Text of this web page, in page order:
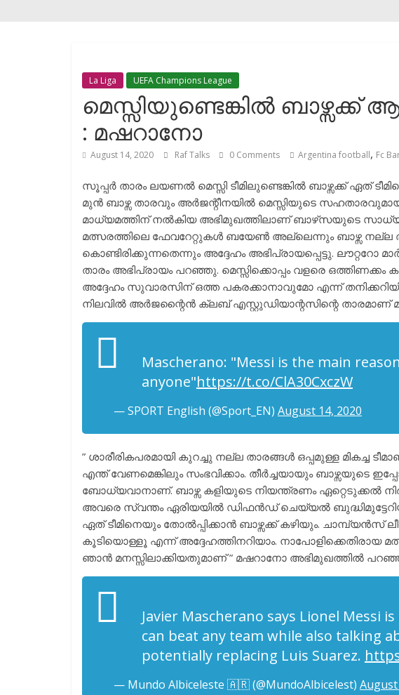
La Liga UEFA Champions League
മെസ്സിയുണ്ടെങ്കിൽ ബാഴ്സക്ക്
: മഷറാനോ
August 14, 2020 Raf Talks 0 Comments Argentina football, Fc
സൂപ്പർ താരം ലയണൽ മെസ്സി ടീമിലുണ്ടെങ്കിൽ ബാഴ്സക്ക് ഏത്
മുൻ ബാഴ്സ താരവും അർജന്റീനയിൽ മെസ്സിയുടെ
മാധ്യമത്തിന് നൽകിയ അഭിമുഖത്തിലാണ് ബാഴ്‌സയുടെ
മത്സരത്തിലെ ഫേവറേറ്റുകൾ ബയേൺ അല്ലെന്നും ബാഴ്സ നല്ല
കൊണ്ടിരിക്കുന്നതെന്നും അദ്ദേഹം അഭിപ്രായപ്പെട്ടു. ലൗറ്ററോ
താരം അഭിപ്രായം പറഞ്ഞു. മെസ്സിക്കൊപ്പം വളരെ
അദ്ദേഹം സുവാരസിന് ഒത്ത പകരക്കാനാവുമോ എന്ന്
നിലവിൽ അർജന്റൈൻ ക്ലബ് എസ്റ്റുഡിയാന്റസിന്റെ താരമാണ്
Mascherano: "Messi is the main
anyone"https://t.co/ClA30CxczW
— SPORT English (@Sport_EN) August 14, 2020
” ശാരീരികപരമായി കുറച്ചു നല്ല താരങ്ങൾ ഒപ്പമുള്ള മികച്ച
എന്ത് വേണമെങ്കിലും സംഭവിക്കാം. തീർച്ചയായും ബാഴ്സയുടെ
ബോധ്യവാനാണ്. ബാഴ്സ കളിയുടെ നിയന്ത്രണം ഏറ്റെടുക്കൽ
അവരെ സ്വന്തം ഏരിയയിൽ ഡിഫൻഡ് ചെയ്യൽ
ഏത് ടീമിനെയും തോൽപ്പിക്കാൻ ബാഴ്സക്ക് കഴിയും.
കൂടിയൊള്ളൂ എന്ന് അദ്ദേഹത്തിനറിയാം. നാപോളിക്കെതിരായ
ഞാൻ മനസ്സിലാക്കിയതുമാണ് ” മഷറാനോ അഭിമുഖത്തിൽ
Javier Mascherano says Lionel Messi
can beat any team while also talking
potentially replacing Luis Suarez.
— Mundo Albiceleste 🇦🇷 (@MundoAlbicelest) August